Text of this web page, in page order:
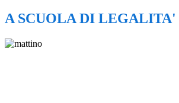
A SCUOLA DI LEGALITA'